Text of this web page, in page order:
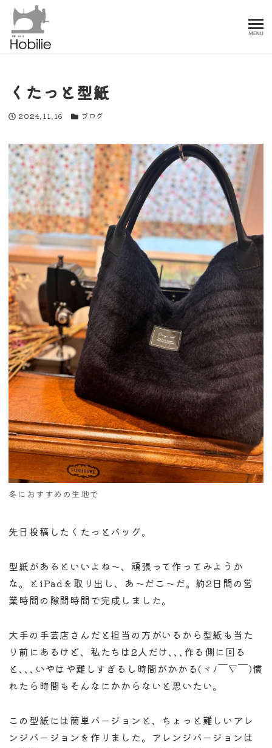
MENU
くたっと型紙
投稿日
2024.11.16 カテゴリー
ブログ
冬におすすめの生地で
先日投稿したくたっとバッグ。
型紙があるといいよね〜、頑張って作ってみようか
な。とiPadを取り出し、あ〜だこ〜だ。約2日間の営
業時間の隙間時間で完成しました。
大手の手芸店さんだと担当の方がいるから型紙も当た
り前にあるけど、私たちは2人だけ､､､作る側に回る
と､､､いやはや難しすぎるし時間がかかる(ヾﾉ￣▽￣)慣
れたら時間もそんなにかからないと思いたい。
この型紙には簡単バージョンと、ちょっと難しいアレ
ンジバージョンを作りました。アレンジバージョンは